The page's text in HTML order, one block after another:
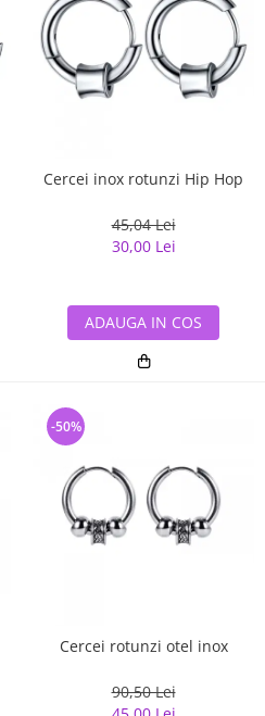
Cercei inox rotunzi Hip Hop
45,04 Lei
30,00 Lei
ADAUGA IN COS
Cercei rotunzi otel inox
90,50 Lei
-50%